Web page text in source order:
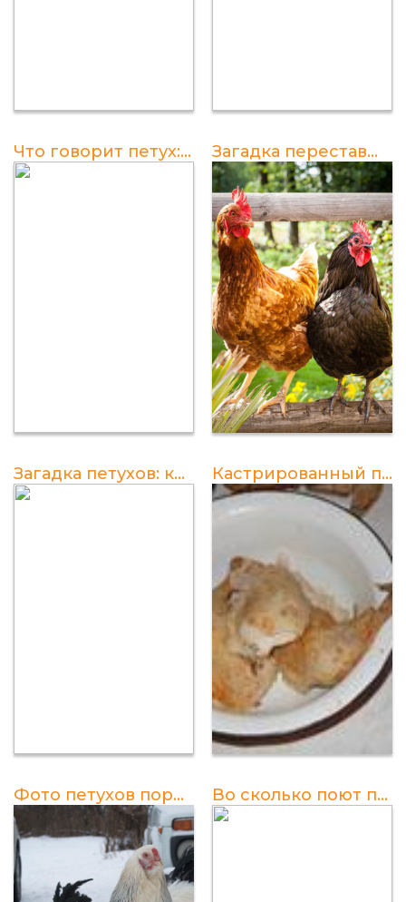
Что говорит петух: крик или кукарек? Загадка переставшего кукарекать петуха
Загадка петухов: когда начинаются их голоса? Кастрированный петух откармливаемый на мясо
Фото петухов породы Брама Во сколько поют петухи: расписание, факты и интересные факты